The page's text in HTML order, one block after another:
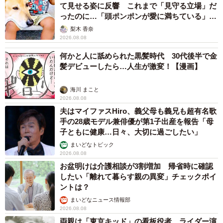
て見せる姿に反響 これまで「見守る立場」だ
ったのに…「頭ポンポンが愛に満ちている」
「尊…」
梨木 香奈
2026.08.08
何かと人に舐められた黒髪時代 30代後半で金
髪デビューしたら…人生が激変！【漫画】
海川 まこと
2026.08.08
夫はマイファスHiro、義父母も義兄も超有名歌
手の28歳モデル兼俳優が第1子出産を報告「母
子ともに健康…日々、大切に過ごしたい」
まいどなトピック
2026.08.08
お盆明けは介護相談が3割増加 帰省時に確認
したい「離れて暮らす親の異変」チェックポイ
ントは？
まいどなニュース情報部
2026.08.08
両親は「東京キッド」の看板役者 ライダー演